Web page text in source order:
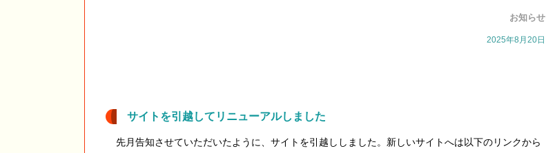
お知らせ
2025年8月20日
サイトを引越してリニューアルしました
先月告知させていただいたように、サイトを引越ししました。新しいサイトへは以下のリンクから